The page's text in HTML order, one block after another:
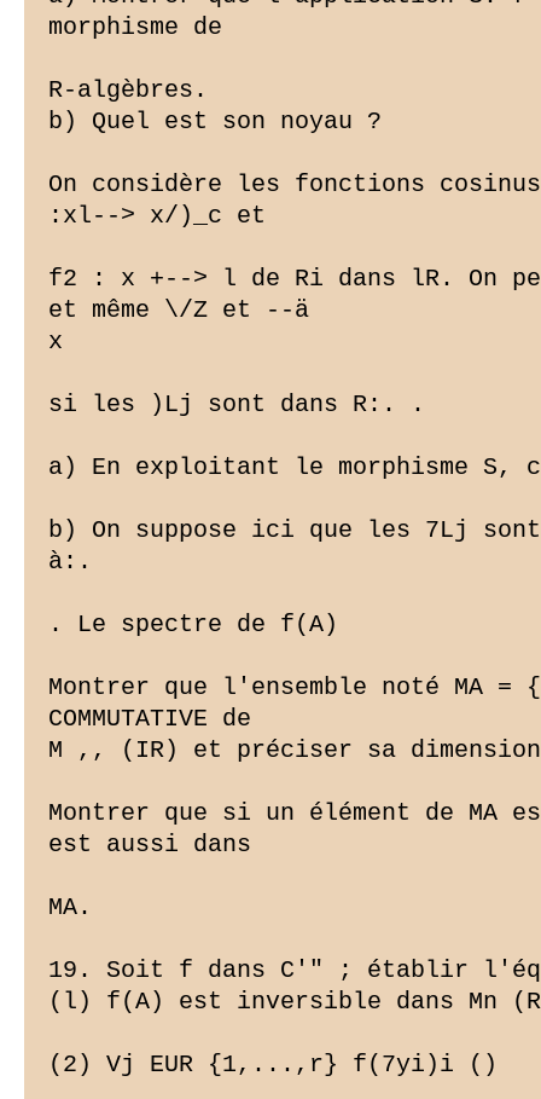
morphisme de
R-algèbres.
b) Quel est son noyau ?
On considère les fonctions
:xl--> x/)_c et
f2 : x +--> l de Ri dans lR. On
et même \/Z et --ä
x
si les )Lj sont dans R:. .
a) En exploitant le morphisme
b) On suppose ici que les 7Lj
à:.
. Le spectre de f(A)
Montrer que l'ensemble noté
COMMUTATIVE de
M ,, (IR) et préciser sa
Montrer que si un élément de
est aussi dans
MA.
19. Soit f dans C'" ; établir
(l) f(A) est inversible dans Mn
(2) Vj EUR {1,...,r} f(7yi)i ()